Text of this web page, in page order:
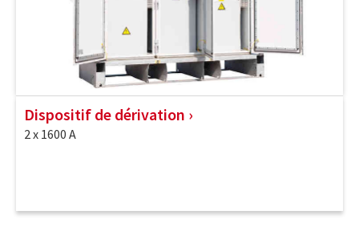
Dispositif de dérivation
2 x 1600 A